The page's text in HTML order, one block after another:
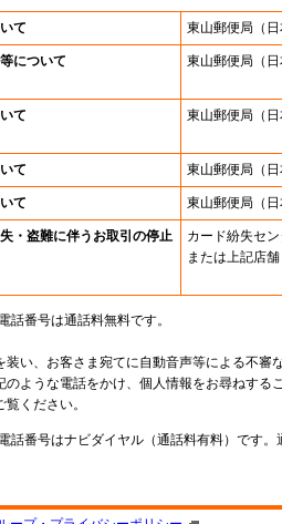
て 東山郵便局 （
について 東山郵便局 （
て 東山郵便局 （
て 東山郵便局 （
て 東山郵便局 （
・盗難に伴うお取引の停止
カード紛失セ
または上記店舗
番号は通話料無料です。
装い、お客さま宛てに自動音声等による不審
のような電話をかけ、個人情報をお尋ねする
覧ください。
話番号はナビダイヤル（通話料有料）です